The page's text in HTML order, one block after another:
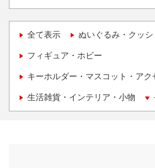
全て表示 ぬいぐるみ・クッシ
フィギュア・ホビー
キーホルダー・マスコット・アク
生活雑貨・インテリア・小物